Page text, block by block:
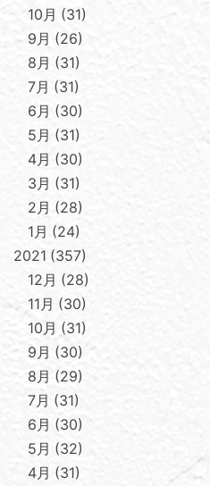
10月
31
9月
26
8月
31
7月
31
6月
30
5月
31
4月
30
3月
31
2月
28
1月
24
2021 357
12月
28
11月
30
10月
31
9月
30
8月
29
7月
31
6月
30
5月
32
4月
31